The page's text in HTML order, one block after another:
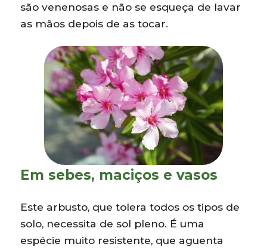
são venenosas e não se esqueça de lavar
as mãos depois de as tocar.
Em sebes, maciços e vasos
Este arbusto, que tolera todos os tipos de
solo, necessita de sol pleno. É uma
espécie muito resistente, que aguenta